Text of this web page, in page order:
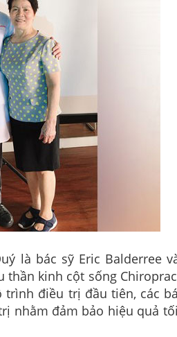
là bác sỹ Eric Balderree
thần kinh cột sống
trình điều trị đầu tiên, các
nhằm đảm bảo hiệu quả